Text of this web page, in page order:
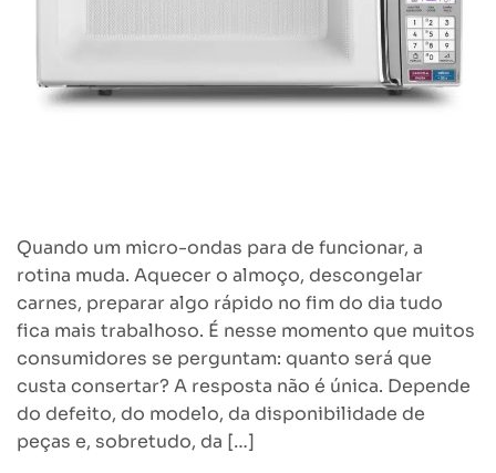
Quando um micro-ondas para de funcionar, a
rotina muda. Aquecer o almoço, descongelar
carnes, preparar algo rápido no fim do dia tudo
fica mais trabalhoso. É nesse momento que muitos
consumidores se perguntam: quanto será que
custa consertar? A resposta não é única. Depende
do defeito, do modelo, da disponibilidade de
peças e, sobretudo, da […]